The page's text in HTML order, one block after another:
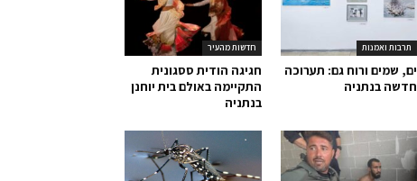
חדשות מהעיר
חגיגה הודית ססגונית
התקיימה באולם בית יוחנן
בנתניה
תרבות ואמנות
ים, שמים ורוח גם: תערוכה
חדשה בנתניה